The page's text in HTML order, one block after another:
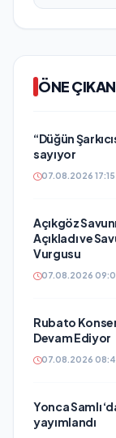
ÖNE
“Düğün
sayıyor
07.08.2026 17:15
Açıkgöz
Açıkladı ve
Vurgusu
07.08.2026
Rubato
Devam Ediyor
07.08.2026
Yonca Samlı
yayımlandı